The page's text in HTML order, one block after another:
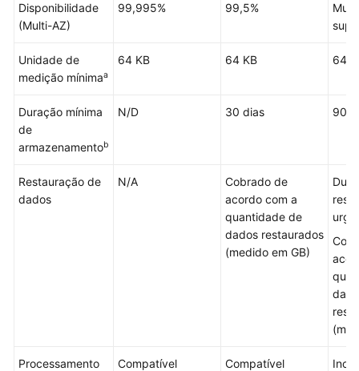
User
(ME-
Abu
Region)
API
(ME-
Abu
Abu
Disponibilidade
(Multi-AZ)
99,995% 99,5%
Unidade de
medição mínimaa
64 KB 64 KB 64
Duração mínima
de
armazenamentob
N/D 30 dias 90
Restauração de
dados
N/A
Cobrado de
acordo com a
quantidade de
dados restaurados
(medido em GB)
Processamento
Compatível Compatível